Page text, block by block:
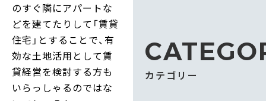
のすぐ隣にアパートな
どを建てたりして「賃貸
住宅」とすることで、有
効な土地活用として賃
貸経営を検討する方も
いらっしゃるのではな
カテゴリー